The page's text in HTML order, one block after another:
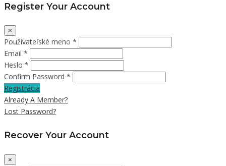
Register Your Account
×
Používateľské meno *
Email *
Heslo *
Confirm Password *
Registrácia
Already A Member?
Lost Password?
Recover Your Account
×